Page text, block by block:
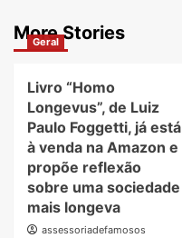
More Stories
Geral
Livro “Homo
Longevus”, de Luiz
Paulo Foggetti, já está
à venda na Amazon e
propõe reflexão
sobre uma sociedade
mais longeva
assessoriadefamosos